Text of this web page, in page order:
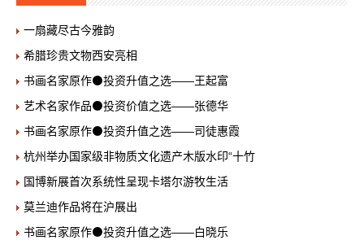
一扇藏尽古今雅韵
希腊珍贵文物西安亮相
书画名家原作⚫投资升值之选——王起富
艺术名家作品⚫投资价值之选——张德华
书画名家原作⚫投资升值之选——司徒惠霞
杭州举办国家级非物质文化遗产木版水印“十竹
国博新展首次系统性呈现卡塔尔游牧生活
莫兰迪作品将在沪展出
书画名家原作⚫投资升值之选——白晓乐